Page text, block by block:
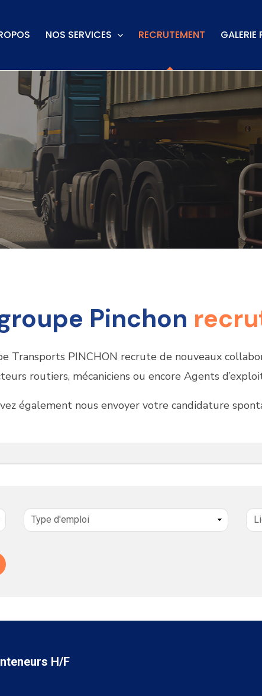
NOS SERVICES RECRUTEMENT GALERIE
Pinchon
Transports PINCHON recrute de nouveaux
routiers, mécaniciens ou encore Agents
également nous envoyer votre candidature
H/F